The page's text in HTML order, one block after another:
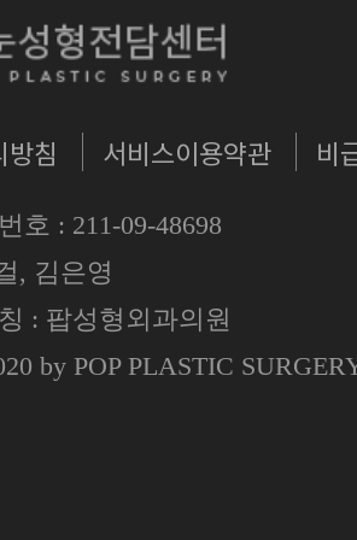
침 서비스이용약관 비
호 : 211-09-48698
, 김은영
: 팝성형외과의원
by POP PLASTIC